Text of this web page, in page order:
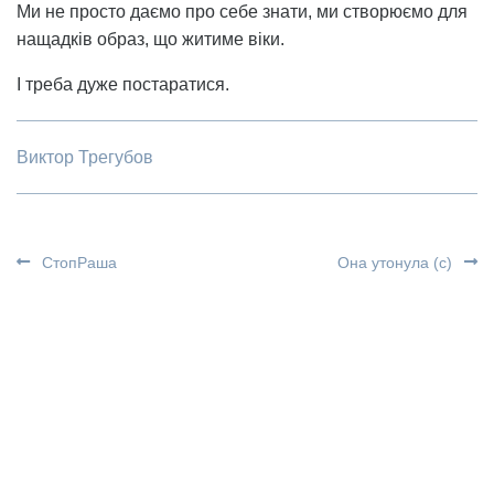
Ми не просто даємо про себе знати, ми створюємо для
нащадків образ, що житиме віки.
І треба дуже постаратися.
Виктор Трегубов
СтопРаша Она утонула (с)